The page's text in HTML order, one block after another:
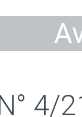
4/